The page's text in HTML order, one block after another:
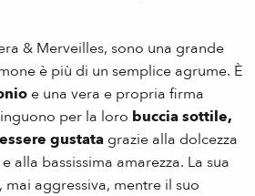
& Merveilles, sono una grande
è più di un semplice agrume. È
e una vera e propria firma
per la loro buccia sottile,
gustata grazie alla dolcezza
alla bassissima amarezza. La sua
aggressiva, mentre il suo